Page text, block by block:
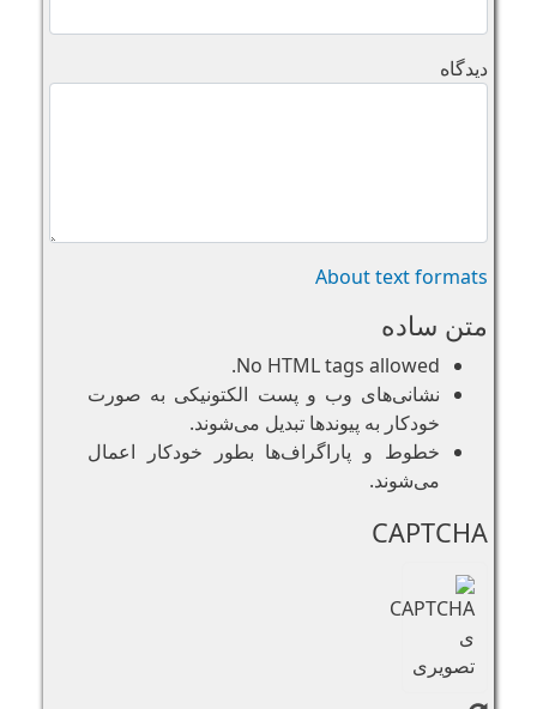
دیدگاه
About text formats
متن ساده
No HTML tags allowed.
نشانی‌های وب و پست الکتونیکی به صورت
خودکار به پیوند‌ها تبدیل می‌شوند.
خطوط و پاراگراف‌ها بطور خودکار اعمال
می‌شوند.
CAPTCHA